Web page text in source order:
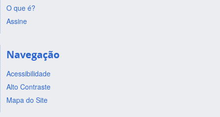
O que é?
Assine
Navegação
Acessibilidade
Alto Contraste
Mapa do Site